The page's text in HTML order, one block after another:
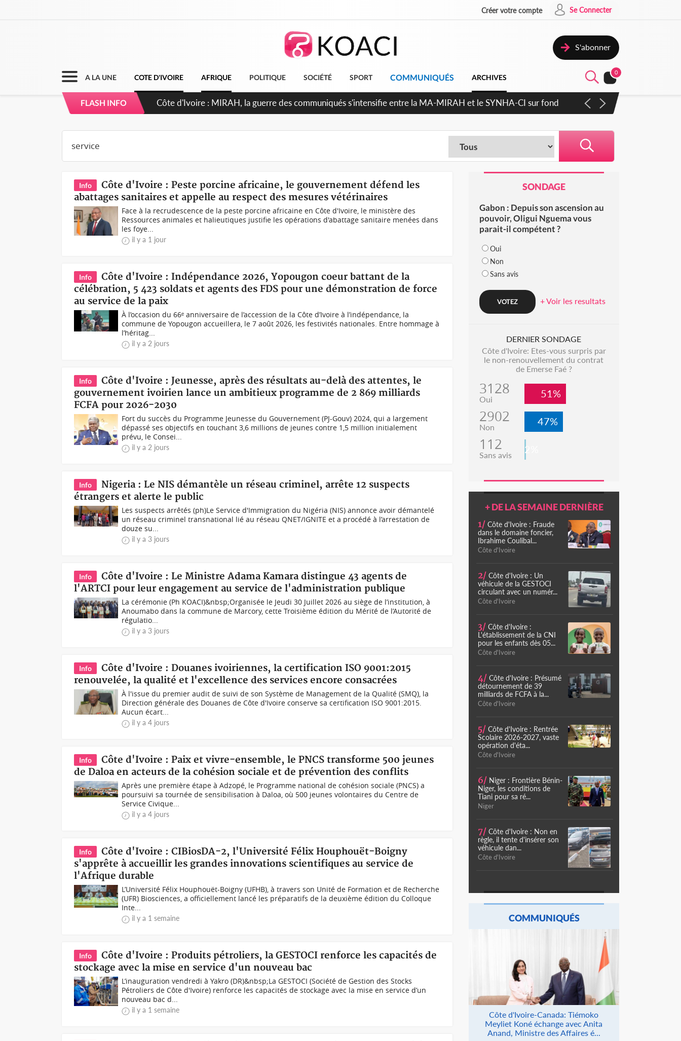
Créer votre compte Se Connecter
S'abonner
A LA UNE COTE D'IVOIRE AFRIQUE POLITIQUE SOCIÉTÉ SPORT COMMUNIQUÉS ARCHIVES
0
FLASH INFO
Côte d'Ivoire : MIRAH, la guerre des communiqués s'intensifie entre la MA-MIRAH et le SYNHA-CI sur fond
Info
Côte d'Ivoire : Peste porcine africaine, le gouvernement défend les
abattages sanitaires et appelle au respect des mesures vétérinaires
Face à la recrudescence de la peste porcine africaine en Côte d'Ivoire, le ministère des
Ressources animales et halieutiques justifie les opérations d'abattage sanitaire menées dans
les foye...
il y a 1 jour
Info
Côte d'Ivoire : Indépendance 2026, Yopougon coeur battant de la
célébration, 5 423 soldats et agents des FDS pour une démonstration de force
au service de la paix
À l’occasion du 66ᵉ anniversaire de l’accession de la Côte d’Ivoire à l’indépendance, la
commune de Yopougon accueillera, le 7 août 2026, les festivités nationales. Entre hommage à
l’héritag...
il y a 2 jours
Info
Côte d'Ivoire : Jeunesse, après des résultats au-delà des attentes, le
gouvernement ivoirien lance un ambitieux programme de 2 869 milliards
FCFA pour 2026-2030
Fort du succès du Programme Jeunesse du Gouvernement (PJ-Gouv) 2024, qui a largement
dépassé ses objectifs en touchant 3,6 millions de jeunes contre 1,5 million initialement
prévu, le Consei...
il y a 2 jours
Info
Nigeria : Le NIS démantèle un réseau criminel, arrête 12 suspects
étrangers et alerte le public
Les suspects arrêtés (ph)Le Service d'Immigration du Nigéria (NIS) annonce avoir démantelé
un réseau criminel transnational lié au réseau QNET/IGNITE et a procédé à l’arrestation de
douze su...
il y a 3 jours
Info
Côte d'Ivoire : Le Ministre Adama Kamara distingue 43 agents de
l'ARTCI pour leur engagement au service de l'administration publique
La cérémonie (Ph KOACI)&nbsp;Organisée le Jeudi 30 Juillet 2026 au siège de l’institution, à
Anoumabo dans la commune de Marcory, cette Troisième édition du Mérité de l’Autorité de
régulatio...
il y a 3 jours
Info
Côte d'Ivoire : Douanes ivoiriennes, la certification ISO 9001:2015
renouvelée, la qualité et l'excellence des services encore consacrées
À l'issue du premier audit de suivi de son Système de Management de la Qualité (SMQ), la
Direction générale des Douanes de Côte d'Ivoire conserve sa certification ISO 9001:2015.
Aucun écart...
il y a 4 jours
Info
Côte d'Ivoire : Paix et vivre-ensemble, le PNCS transforme 500 jeunes
de Daloa en acteurs de la cohésion sociale et de prévention des conflits
Après une première étape à Adzopé, le Programme national de cohésion sociale (PNCS) a
poursuivi sa tournée de sensibilisation à Daloa, où 500 jeunes volontaires du Centre de
Service Civique...
il y a 4 jours
Info
Côte d'Ivoire : CIBiosDA-2, l'Université Félix Houphouët-Boigny
s'apprête à accueillir les grandes innovations scientifiques au service de
l'Afrique durable
L’Université Félix Houphouët-Boigny (UFHB), à travers son Unité de Formation et de Recherche
(UFR) Biosciences, a officiellement lancé les préparatifs de la deuxième édition du Colloque
Inte...
il y a 1 semaine
Info
Côte d'Ivoire : Produits pétroliers, la GESTOCI renforce les capacités de
stockage avec la mise en service d'un nouveau bac
L’inauguration vendredi à Yakro (DR)&nbsp;La GESTOCI (Société de Gestion des Stocks
Pétroliers de Côte d'Ivoire) renforce les capacités de stockage avec la mise en service d’un
nouveau bac d...
il y a 1 semaine
SONDAGE
Gabon : Depuis son ascension au
pouvoir, Oligui Nguema vous
parait-il compétent ?
Oui
Non
Sans avis
+ Voir les resultats
DERNIER SONDAGE
Côte d'Ivoire: Etes-vous surpris par
le non-renouvellement du contrat
de Emerse Faé ?
3128
Oui 51%
2902
Non 47%
112
Sans avis 2%
+ DE LA SEMAINE DERNIÈRE
1/ Côte d'Ivoire : Fraude
dans le domaine foncier,
Ibrahime Coulibal...
Côte d'Ivoire
2/ Côte d'Ivoire : Un
véhicule de la GESTOCI
circulant avec un numér...
Côte d'Ivoire
3/ Côte d'Ivoire :
L'établissement de la CNI
pour les enfants dès 05...
Côte d'Ivoire
4/ Côte d'Ivoire : Présumé
détournement de 39
milliards de FCFA à la...
Côte d'Ivoire
5/ Côte d'Ivoire : Rentrée
Scolaire 2026-2027, vaste
opération d'éta...
Côte d'Ivoire
6/ Niger : Frontière Bénin-
Niger, les conditions de
Tiani pour sa ré...
Niger
7/ Côte d'Ivoire : Non en
règle, il tente d'insérer son
véhicule dan...
Côte d'Ivoire
COMMUNIQUÉS
Côte d'Ivoire-Canada: Tiémoko
Meyliet Koné échange avec Anita
Anand, Ministre des Affaires é...